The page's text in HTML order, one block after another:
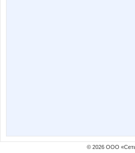
© 2026 ООО «Сеть